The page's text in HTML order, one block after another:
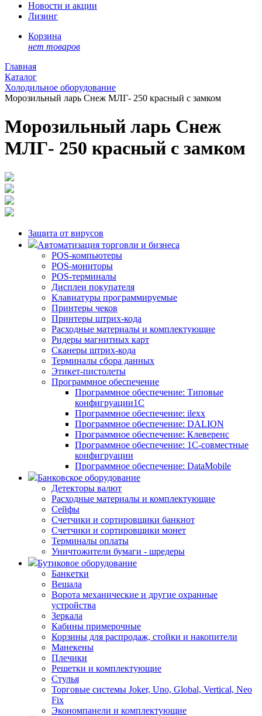
Новости и акции
Лизинг
Корзина
нет товаров
Главная
Каталог
Холодильное оборудование
Морозильный ларь Снеж МЛГ- 250 красный c замком
Морозильный ларь Снеж
МЛГ- 250 красный c замком
Защита от вирусов
Автоматизация торговли и бизнеса
POS-компьютеры
POS-мониторы
POS-терминалы
Дисплеи покупателя
Клавиатуры программируемые
Принтеры чеков
Принтеры штрих-кода
Расходные материалы и комплектующие
Ридеры магнитных карт
Сканеры штрих-кода
Терминалы сбора данных
Этикет-пистолеты
Программное обеспечение
Программное обеспечение: Типовые
конфигруации1С
Программное обеспечение: ilexx
Программное обеспечение: DALION
Программное обеспечение: Клеверенс
Программное обеспечение: 1С-совместные
конфигруации
Программное обеспечение: DataMobile
Банковское оборудование
Детекторы валют
Расходные материалы и комплектующие
Сейфы
Счетчики и сортировщики банкнот
Счетчики и сортировщики монет
Терминалы оплаты
Уничтожители бумаги - шредеры
Бутиковое оборудование
Банкетки
Вешала
Ворота механические и другие охранные
устройства
Зеркала
Кабины примерочные
Корзины для распродаж, стойки и накопители
Манекены
Плечики
Решетки и комплектующие
Стулья
Торговые системы Joker, Uno, Global, Vertical, Neo
Fix
Экономпанели и комплектующие